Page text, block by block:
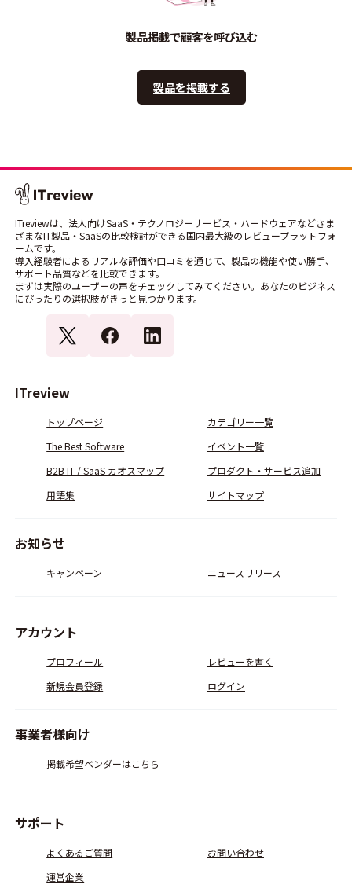
製品掲載で顧客を呼び込む
製品を掲載する
ITreviewは、法人向けSaaS・テクノロジーサービス・ハードウェアなどさま
ざまなIT製品・SaaSの比較検討ができる国内最大級のレビュープラットフォ
ームです。
導入経験者によるリアルな評価や口コミを通じて、製品の機能や使い勝手、
サポート品質などを比較できます。
まずは実際のユーザーの声をチェックしてみてください。あなたのビジネス
にぴったりの選択肢がきっと見つかります。
ITreview
トップページ
カテゴリー一覧
The Best Software
イベント一覧
B2B IT / SaaS カオスマップ
プロダクト・サービス追加
用語集
サイトマップ
お知らせ
キャンペーン ニュースリリース
アカウント
プロフィール
レビューを書く
新規会員登録
ログイン
事業者様向け
掲載希望ベンダーはこちら
サポート
よくあるご質問
お問い合わせ
運営企業